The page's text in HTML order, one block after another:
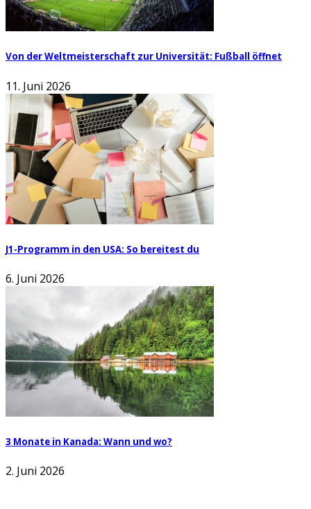
Von der Weltmeisterschaft zur Universität: Fußball öffnet
11. Juni 2026
J1-Programm in den USA: So bereitest du
6. Juni 2026
3 Monate in Kanada: Wann und wo?
2. Juni 2026